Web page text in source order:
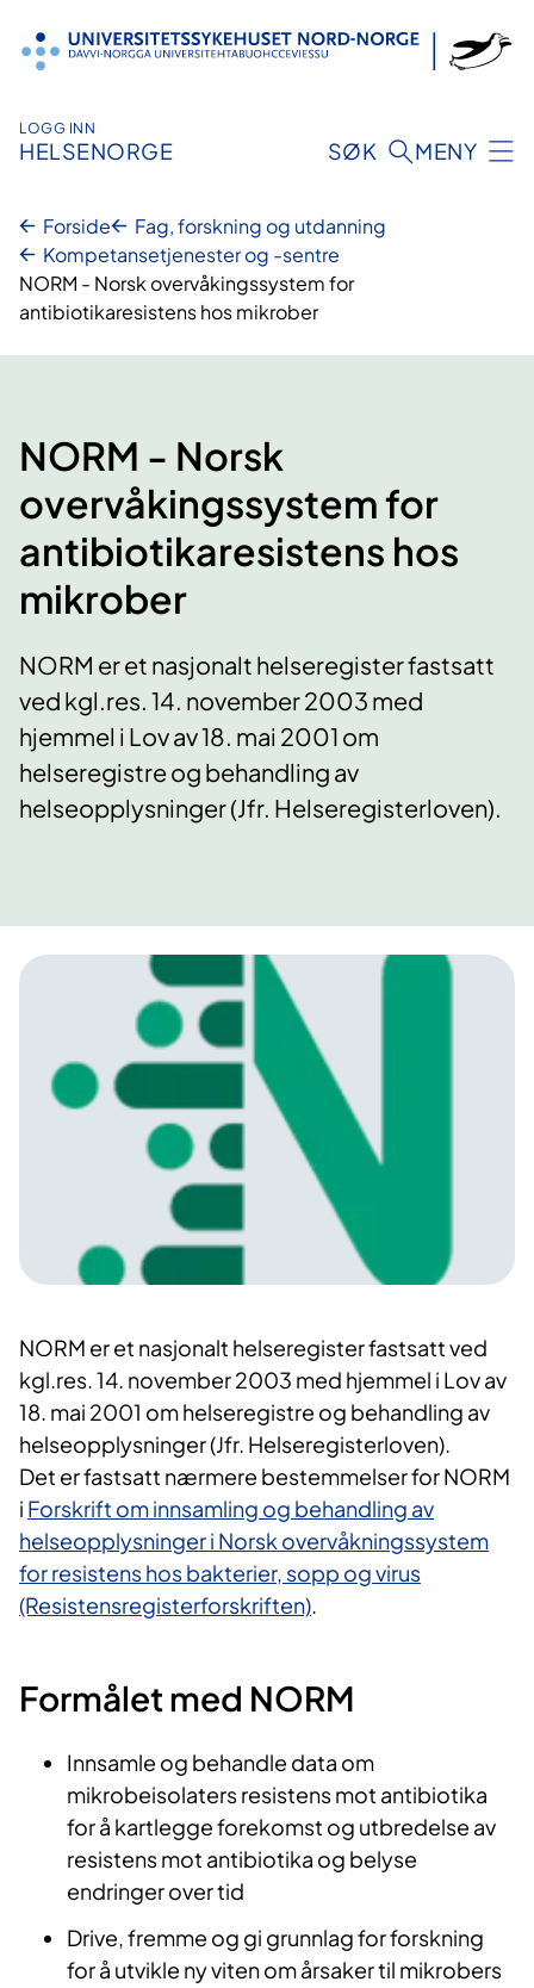
innhold
LOGG INN
HELSENORGE SØK MENY
Forside
Fag, forskning og utdanning
Kompetansetjenester og -sentre
NORM - Norsk overvåkingssystem for
antibiotikaresistens hos mikrober
NORM - Norsk
overvåkingssystem for
antibiotikaresistens hos
mikrober
NORM er et nasjonalt helseregister fastsatt
ved kgl.res. 14. november 2003 med
hjemmel i Lov av 18. mai 2001 om
helseregistre og behandling av
helseopplysninger (Jfr. Helseregisterloven).
NORM er et nasjonalt helseregister fastsatt ved
kgl.res. 14. november 2003 med hjemmel i Lov av
18. mai 2001 om helseregistre og behandling av
helseopplysninger (Jfr. Helseregisterloven).
Det er fastsatt nærmere bestemmelser for NORM
i Forskrift om innsamling og behandling av
helseopplysninger i Norsk overvåkningssystem
for resistens hos bakterier, sopp og virus
(Resistensregisterforskriften).
Formålet med NORM​
Innsamle og behandle data om
mikrobeisolaters resistens mot antibiotika
for å kartlegge forekomst og utbredelse av
resistens mot antibiotika og belyse
endringer over tid
Drive, fremme og gi grunnlag for forskning
for å utvikle ny viten om årsaker til mikrobers